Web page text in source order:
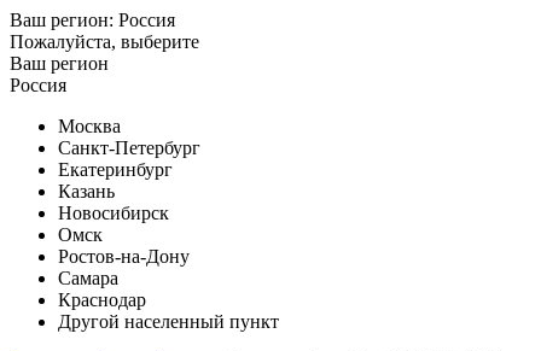
Ваш регион: Россия
Пожалуйста, выберите
Ваш регион
Россия
Москва
Санкт-Петербург
Екатеринбург
Казань
Новосибирск
Омск
Ростов-на-Дону
Самара
Краснодар
Другой населенный пункт